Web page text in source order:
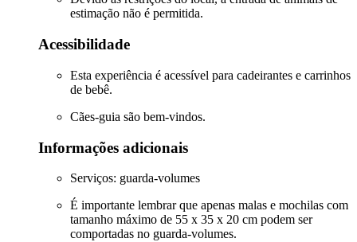
estimação não é permitida.
Acessibilidade
Esta experiência é acessível para cadeirantes e carrinhos
de bebê.
Cães-guia são bem-vindos.
Informações adicionais
Serviços: guarda-volumes
É importante lembrar que apenas malas e mochilas com
tamanho máximo de 55 x 35 x 20 cm podem ser
comportadas no guarda-volumes.